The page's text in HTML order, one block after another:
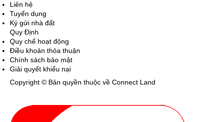
Liên hệ
Tuyển dụng
Ký gửi nhà đất
Quy Định
Quy chế hoạt động
Điều khoản thỏa thuận
Chính sách bảo mật
Giải quyết khiếu nại
Copyright © Bản quyền thuộc về Connect Land